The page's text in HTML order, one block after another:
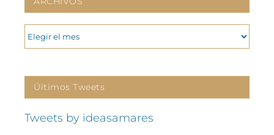
ARCHIVOS
Últimos Tweets
Tweets by ideasamares